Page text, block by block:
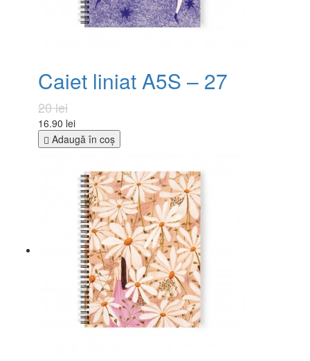
Caiet liniat A5S – 27
20 lei
16.90 lei
Adaugă în coş